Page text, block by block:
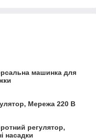
машинка для
Мережа 220 В
регулятор,
насадки